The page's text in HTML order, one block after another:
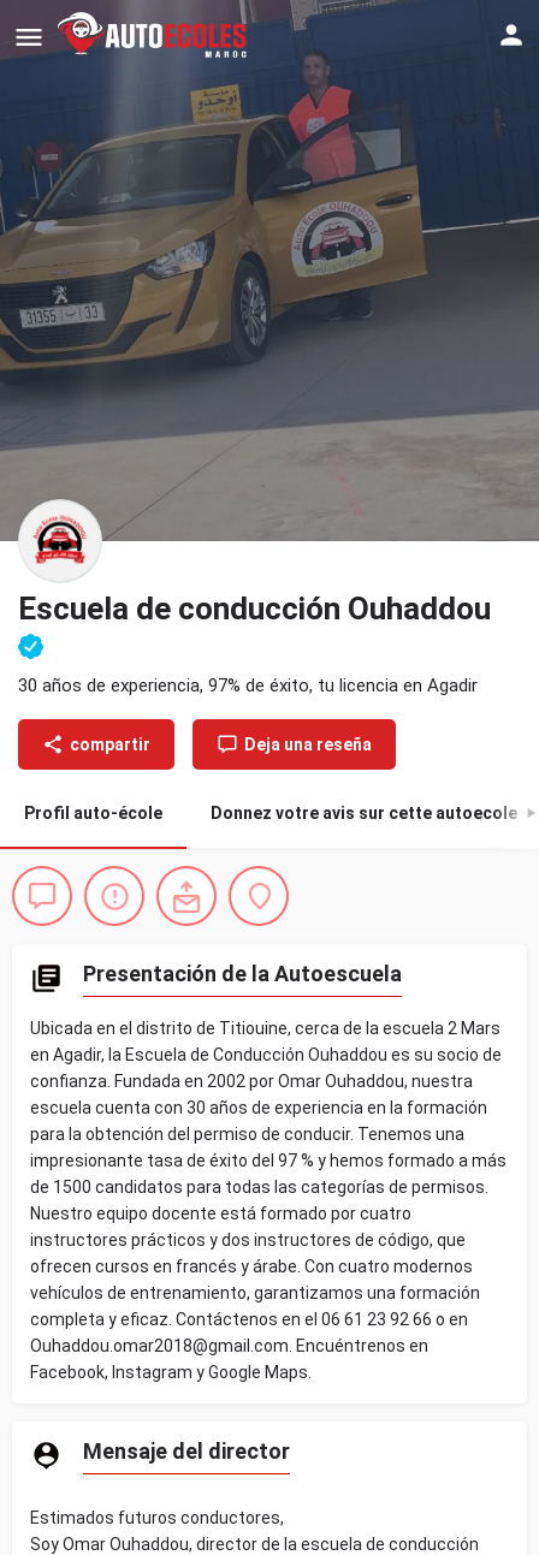
Escuela de conducción Ouhaddou
30 años de experiencia, 97% de éxito, tu licencia en Agadir
compartir Deja una reseña
Profil auto-école Donnez votre avis sur cette autoecole 0
Presentación de la Autoescuela
Ubicada en el distrito de Titiouine, cerca de la escuela 2 Mars
en Agadir, la Escuela de Conducción Ouhaddou es su socio de
confianza. Fundada en 2002 por Omar Ouhaddou, nuestra
escuela cuenta con 30 años de experiencia en la formación
para la obtención del permiso de conducir. Tenemos una
impresionante tasa de éxito del 97 % y hemos formado a más
de 1500 candidatos para todas las categorías de permisos.
Nuestro equipo docente está formado por cuatro
instructores prácticos y dos instructores de código, que
ofrecen cursos en francés y árabe. Con cuatro modernos
vehículos de entrenamiento, garantizamos una formación
completa y eficaz. Contáctenos en el 06 61 23 92 66 o en
Ouhaddou.omar2018@gmail.com. Encuéntrenos en
Facebook, Instagram y Google Maps.
Mensaje del director
Estimados futuros conductores,
Soy Omar Ouhaddou, director de la escuela de conducción